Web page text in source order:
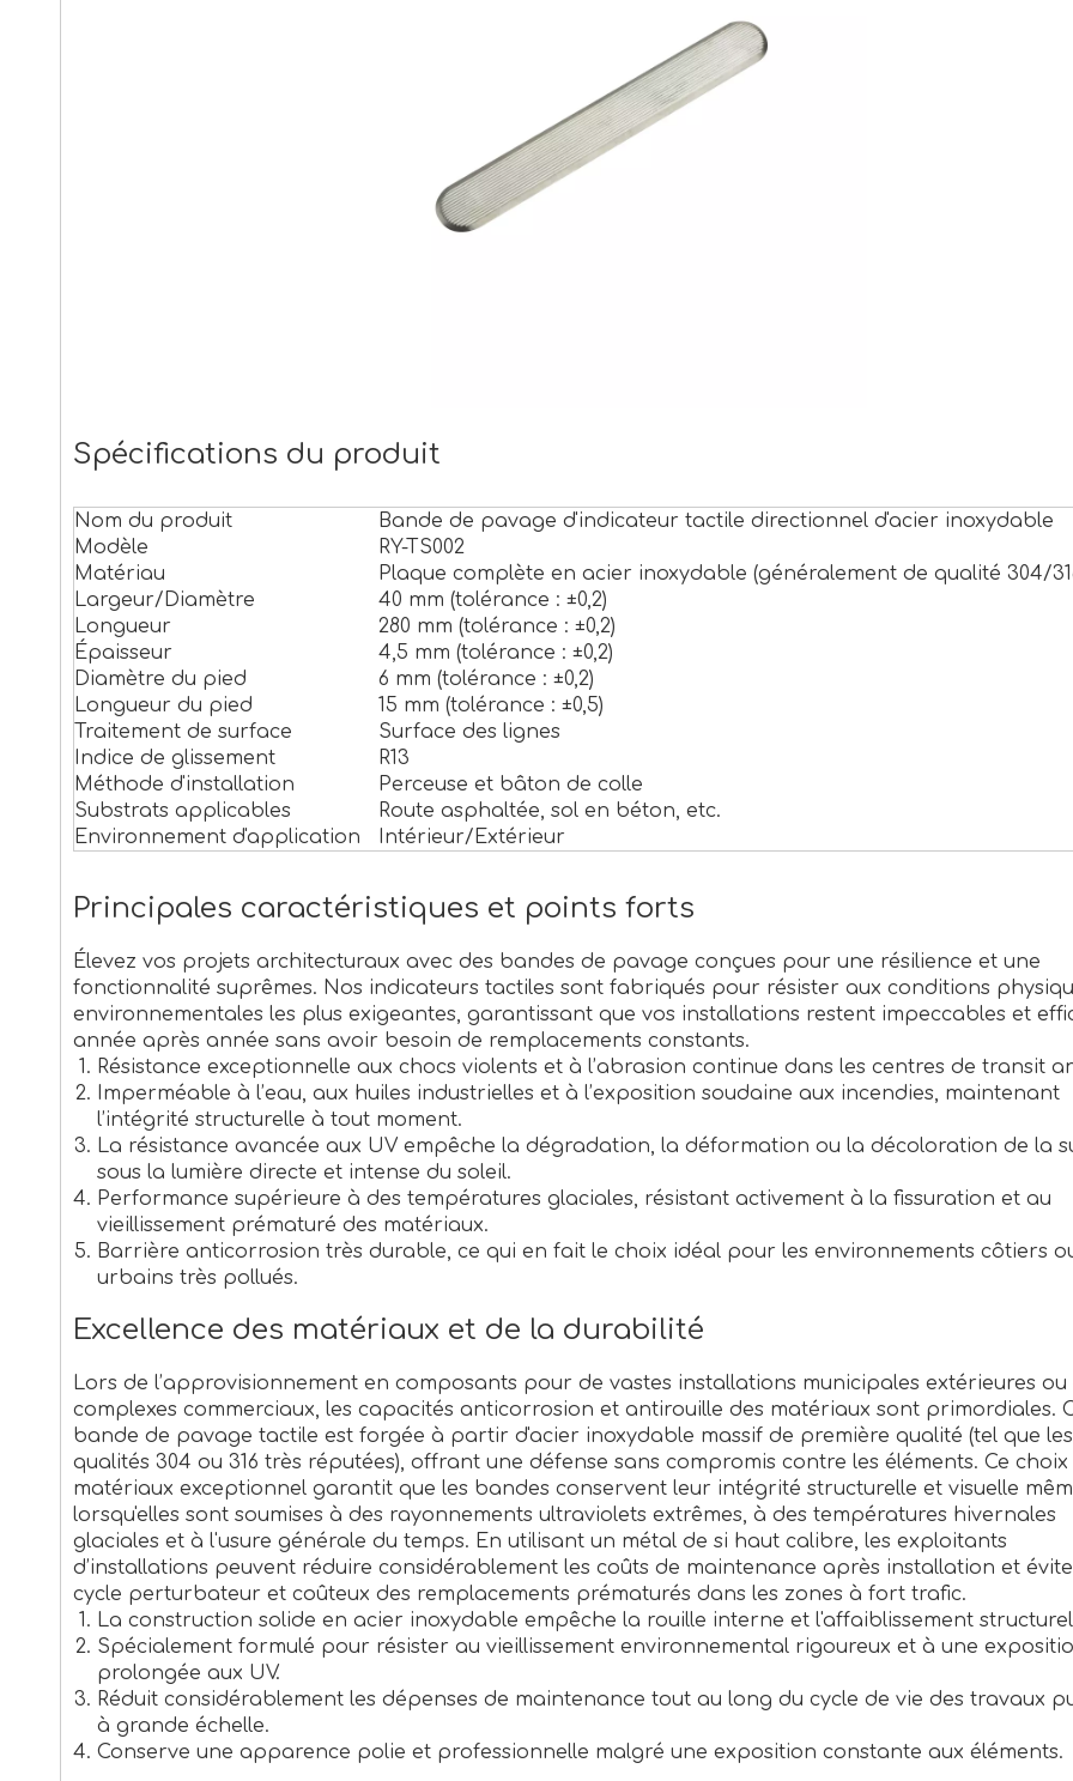
Spécifications du produit
Nom du produit
Bande de pavage d'indicateur tactile directionnel d'acier inoxydable
Modèle
RY-TS002
Matériau
Plaque complète en acier inoxydable (généralement de qualité 304/
Largeur/Diamètre
40 mm (tolérance : ±0,2)
Longueur
280 mm (tolérance : ±0,2)
Épaisseur
4,5 mm (tolérance : ±0,2)
Diamètre du pied
6 mm (tolérance : ±0,2)
Longueur du pied
15 mm (tolérance : ±0,5)
Traitement de surface
Surface des lignes
Indice de glissement
R13
Méthode d'installation
Perceuse et bâton de colle
Substrats applicables
Route asphaltée, sol en béton, etc.
Environnement d'application
Intérieur/Extérieur
Principales caractéristiques et points forts
Élevez vos projets architecturaux avec des bandes de pavage conçues pour une résilience et une
fonctionnalité suprêmes. Nos indicateurs tactiles sont fabriqués pour résister aux conditions
environnementales les plus exigeantes, garantissant que vos installations restent impeccables et
année après année sans avoir besoin de remplacements constants.
Résistance exceptionnelle aux chocs violents et à l’abrasion continue dans les centres de transit
Imperméable à l’eau, aux huiles industrielles et à l’exposition soudaine aux incendies, maintenant
l’intégrité structurelle à tout moment.
La résistance avancée aux UV empêche la dégradation, la déformation ou la décoloration de la
sous la lumière directe et intense du soleil.
Performance supérieure à des températures glaciales, résistant activement à la fissuration et au
vieillissement prématuré des matériaux.
Barrière anticorrosion très durable, ce qui en fait le choix idéal pour les environnements côtiers
urbains très pollués.
Excellence des matériaux et de la durabilité
Lors de l’approvisionnement en composants pour de vastes installations municipales extérieures ou
complexes commerciaux, les capacités anticorrosion et antirouille des matériaux sont primordiales.
bande de pavage tactile est forgée à partir d'acier inoxydable massif de première qualité (tel que les
qualités 304 ou 316 très réputées), offrant une défense sans compromis contre les éléments. Ce choix
matériaux exceptionnel garantit que les bandes conservent leur intégrité structurelle et visuelle
lorsqu'elles sont soumises à des rayonnements ultraviolets extrêmes, à des températures hivernales
glaciales et à l'usure générale du temps. En utilisant un métal de si haut calibre, les exploitants
d’installations peuvent réduire considérablement les coûts de maintenance après installation et
cycle perturbateur et coûteux des remplacements prématurés dans les zones à fort trafic.
La construction solide en acier inoxydable empêche la rouille interne et l'affaiblissement
Spécialement formulé pour résister au vieillissement environnemental rigoureux et à une
prolongée aux UV.
Réduit considérablement les dépenses de maintenance tout au long du cycle de vie des travaux
à grande échelle.
Conserve une apparence polie et professionnelle malgré une exposition constante aux éléments.